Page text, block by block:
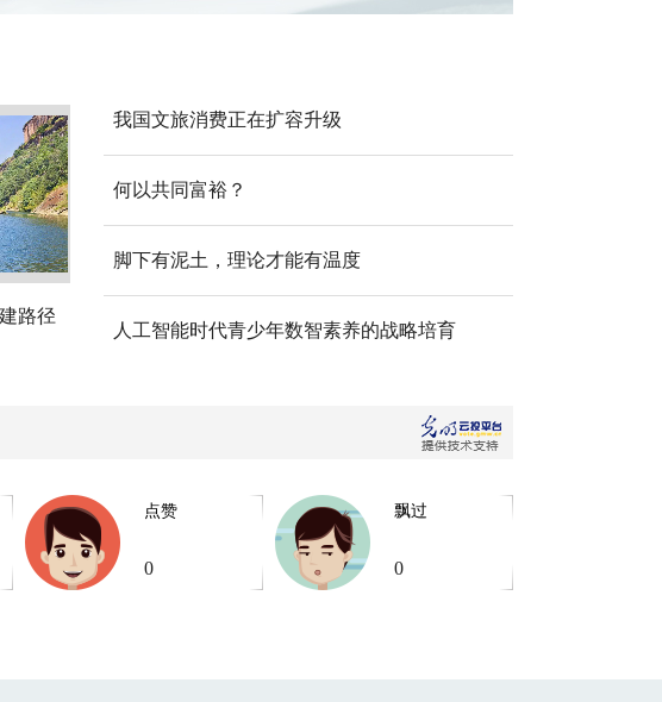
路径
我国文旅消费正在扩容升级
何以共同富裕？
脚下有泥土，理论才能有温度
人工智能时代青少年数智素养的战略培育
点赞
0
飘过
0